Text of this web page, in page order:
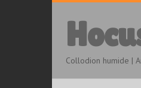
Collodion humide |